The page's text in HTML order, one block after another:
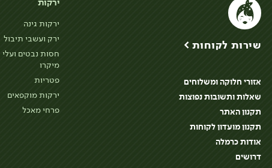
ירקות
ירקות גינה
ירק ועשבי תיבול
חסות נבטים ועלי
מיקרו
פטריות
ירקות מוקפאים
פרחי מאכל
שירות לקוחות >
אזורי חלוקה ומשלוחים
שאלות ותשובות נפוצות
תקנון האתר
תקנון מועדון לקוחות
אודות כרמלה
דרושים